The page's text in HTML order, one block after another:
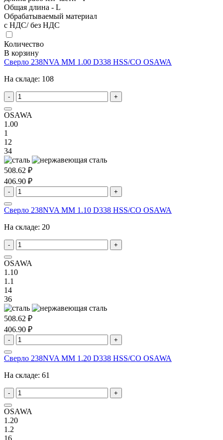
Общая длина - L
Обрабатываемый материал
с НДС/ без НДС
Количество
В корзину
Сверло 238NVA MM 1.00 D338 HSS/CO OSAWA
На складе: 108
- +
OSAWA
1.00
1
12
34
508.62 ₽
406.90 ₽
- +
Сверло 238NVA MM 1.10 D338 HSS/CO OSAWA
На складе: 20
- +
OSAWA
1.10
1.1
14
36
508.62 ₽
406.90 ₽
- +
Сверло 238NVA MM 1.20 D338 HSS/CO OSAWA
На складе: 61
- +
OSAWA
1.20
1.2